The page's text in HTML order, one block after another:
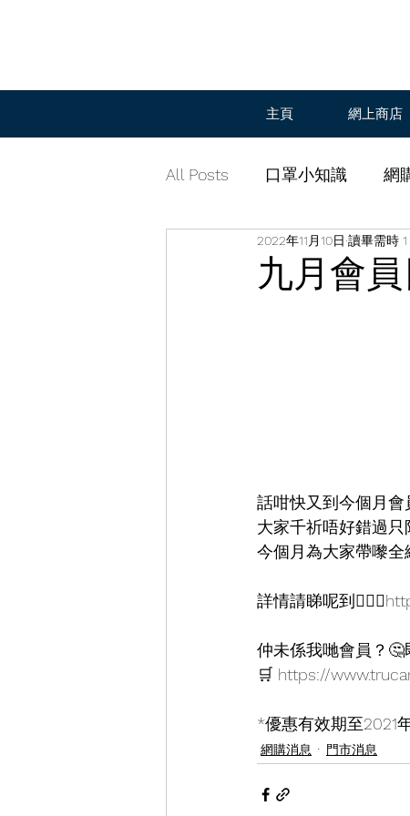
主頁 網上商店
All Posts 口罩小知識 網
九月會
2022年11月10日 讀畢需時
話咁快又到今個月會
大家千祈唔好錯過
今個月為大家帶嚟
詳情請睇呢到
仲未係我哋會員？
🛒 https://
*優惠有效期至2021
網購消息 門市消息